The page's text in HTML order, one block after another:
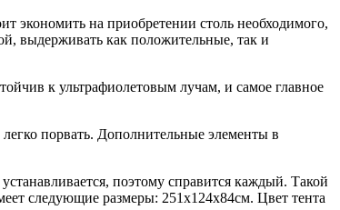
экономить на приобретении столь необходимого,
выдерживать как положительные, так и
к ультрафиолетовым лучам, и самое главное
порвать. Дополнительные элементы в
поэтому справится каждый. Такой
следующие размеры: 251х124х84см. Цвет тента